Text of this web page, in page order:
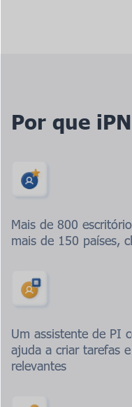
Por que
Mais de 800
mais de 150 países,
Um assistente de PI
ajuda a criar tarefas
relevantes